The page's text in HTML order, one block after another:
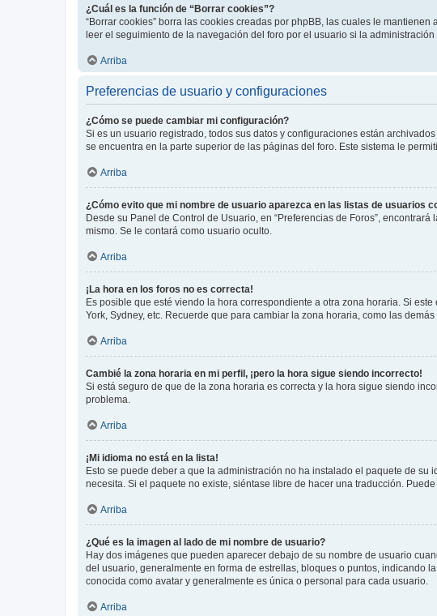
¿Cuál es la función de “Borrar cookies”?
“Borrar cookies” borra las cookies creadas por phpBB, las cuales le
leer el seguimiento de la navegación del foro por el usuario si la
Arriba
Preferencias de usuario y configuraciones
¿Cómo se puede cambiar mi configuración?
Si es un usuario registrado, todos sus datos y configuraciones están
se encuentra en la parte superior de las páginas del foro. Este sistema le
Arriba
¿Cómo evito que mi nombre de usuario aparezca en las listas de usuarios
Desde su Panel de Control de Usuario, en “Preferencias de Foros”, encontrará
mismo. Se le contará como usuario oculto.
Arriba
¡La hora en los foros no es correcta!
Es posible que esté viendo la hora correspondiente a otra zona horaria. Si
York, Sydney, etc. Recuerde que para cambiar la zona horaria, como las
Arriba
Cambié la zona horaria en mi perfil, ¡pero la hora sigue siendo incorrecto!
Si está seguro de que de la zona horaria es correcta y la hora sigue siendo
problema.
Arriba
¡Mi idioma no está en la lista!
Esto se puede deber a que la administración no ha instalado el paquete de
necesita. Si el paquete no existe, siéntase libre de hacer una traducción.
Arriba
¿Qué es la imagen al lado de mi nombre de usuario?
Hay dos imágenes que pueden aparecer debajo de su nombre de usuario
del usuario, generalmente en forma de estrellas, bloques o puntos, indicando
conocida como avatar y generalmente es única o personal para cada usuario.
Arriba